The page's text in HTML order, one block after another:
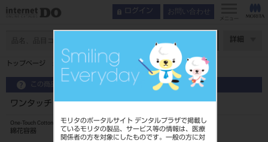
モリタのポータルサイト デンタルプラザで掲載し
ているモリタの製品、サービス等の情報は、医療
関係者の方を対象にしたものです。一般の方に対
ログイン お問い合わせ
メニュー
詳細
トップページ ワンタッチ コットン ボックス2 アルコール用 L
この商品に関するお問い合わせ
ワンタッチ コットン ボックス2 アルコール用 L
One-Touch Cotton Box
綿花容器